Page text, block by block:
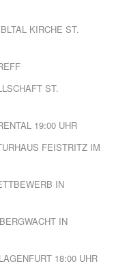
KIRCHE ST.
ST.
19:00 UHR
FEISTRITZ IM
IN
IN
18:00 UHR